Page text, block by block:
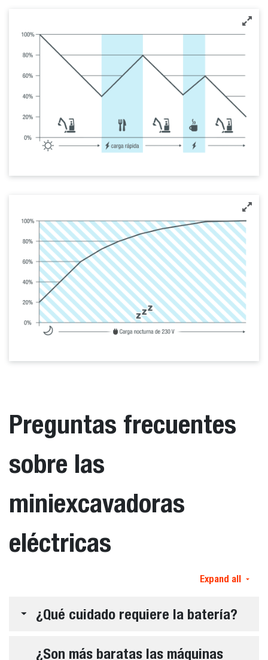
Preguntas frecuentes
sobre las
miniexcavadoras
eléctricas
Expand all
¿Qué cuidado requiere la batería?
¿Son más baratas las máquinas